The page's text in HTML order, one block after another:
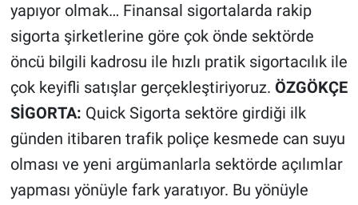
yapıyor olmak… Finansal sigortalarda rakip
sigorta şirketlerine göre çok önde sektörde
öncü bilgili kadrosu ile hızlı pratik sigortacılık ile
çok keyifli satışlar gerçekleştiriyoruz. ÖZGÖKÇE
SİGORTA: Quick Sigorta sektöre girdiği ilk
günden itibaren trafik poliçe kesmede can suyu
olması ve yeni argümanlarla sektörde açılımlar
yapması yönüyle fark yaratıyor. Bu yönüyle